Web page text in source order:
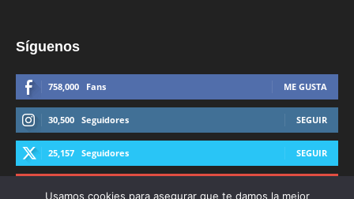
Síguenos
758,000 Fans ME GUSTA
30,500 Seguidores SEGUIR
25,157 Seguidores SEGUIR
Usamos cookies para asegurar que te damos la mejor